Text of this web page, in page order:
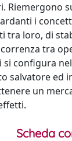
Riemergono
i
tra loro, di
tra
si configura
salvatore ed
un
Scheda